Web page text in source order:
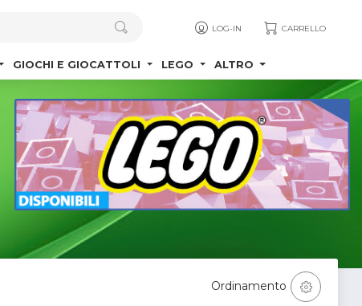
LOG-IN CARRELLO
GIOCHI E GIOCATTOLI LEGO ALTRO
Ordinamento